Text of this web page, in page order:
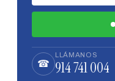
☎
LLÁMANOS
914 741 004